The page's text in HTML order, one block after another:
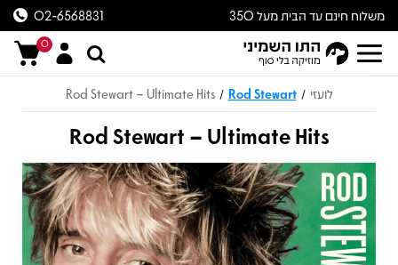
משלוח חינם עד הבית מעל 350
ש״ח
02-6568831
0
לועזי /
Rod Stewart
/
Rod Stewart – Ultimate Hits
Rod Stewart – Ultimate Hits